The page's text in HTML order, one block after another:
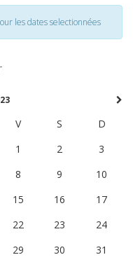
les dates selectionnées
V S
D
1 2
3
8 9
10
15 16
17
22 23
24
29 30 31